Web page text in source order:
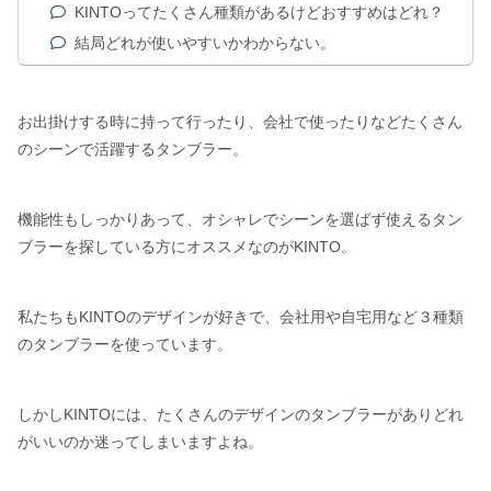
KINTOってたくさん種類があるけどおすすめはどれ？
結局どれが使いやすいかわからない。
お出掛けする時に持って行ったり、会社で使ったりなどたくさん
のシーンで活躍するタンブラー。
機能性もしっかりあって、オシャレでシーンを選ばず使えるタン
ブラーを探している方にオススメなのがKINTO。
私たちもKINTOのデザインが好きで、会社用や自宅用など３種類
のタンブラーを使っています。
しかしKINTOには、たくさんのデザインのタンブラーがありどれ
がいいのか迷ってしまいますよね。